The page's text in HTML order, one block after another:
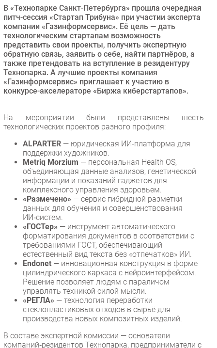
Здоровье
РАЗДЕЛЫ
Новости
Аналитика
Интервью
Мероприятия
IT класс
Тестовый стенд
Каталог компаний
В «Технопарке Санкт-Петербурга» прошла очередная
питч-сессия «Стартап Трибуна» при участии эксперта
компании «Газинформсервис». Её цель — дать
технологическим стартапам возможность
представить свои проекты, получить экспертную
обратную связь, заявить о себе, найти партнёров, а
также претендовать на вступление в резидентуру
Технопарка. А лучшие проекты компания
«Газинформсервис» приглашает к участию в
конкурсе-акселераторе «Биржа киберстартапов».
На мероприятии были представлены шесть
технологических проектов разного профиля:
ALPARTER — юридическая ИИ-платформа для
поддержки художников.
Metriq Morzium — персональная Health OS,
объединяющая данные анализов, генетической
информации и показаний гаджетов для
комплексного управления здоровьем.
«Размечено» — сервис гибридной разметки
данных для обучения и совершенствования
ИИ‑систем.
«ГОСТер» — инструмент автоматического
форматирования документов в соответствии с
требованиями ГОСТ, обеспечивающий
естественный вид текста без «отпечатков» ИИ.
Endonet — инновационная конструкция в форме
цилиндрического каркаса с нейроинтерфейсом.
Решение позволяет людям с параличом
управлять техникой силой мысли.
«РЕГЛА» — технология переработки
стеклопластиковых отходов в сырьё для
производства новых композитных изделий.
В составе экспертной комиссии — основатели
компаний‑резидентов Технопарка, предприниматели с